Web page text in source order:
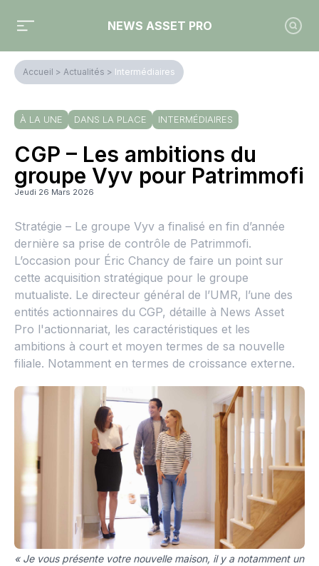
NEWS ASSET PRO
Accueil > Actualités > Intermédiaires
À LA UNE DANS LA PLACE INTERMÉDIAIRES
CGP – Les ambitions du
groupe Vyv pour Patrimmofi
Jeudi 26 Mars 2026
Stratégie – Le groupe Vyv a finalisé en fin d’année
dernière sa prise de contrôle de Patrimmofi.
L’occasion pour Éric Chancy de faire un point sur
cette acquisition stratégique pour le groupe
mutualiste. Le directeur général de l’UMR, l’une des
entités actionnaires du CGP, détaille à News Asset
Pro l'actionnariat, les caractéristiques et les
ambitions à court et moyen termes de sa nouvelle
filiale. Notamment en termes de croissance externe.
« Je vous présente votre nouvelle maison, il y a notamment un